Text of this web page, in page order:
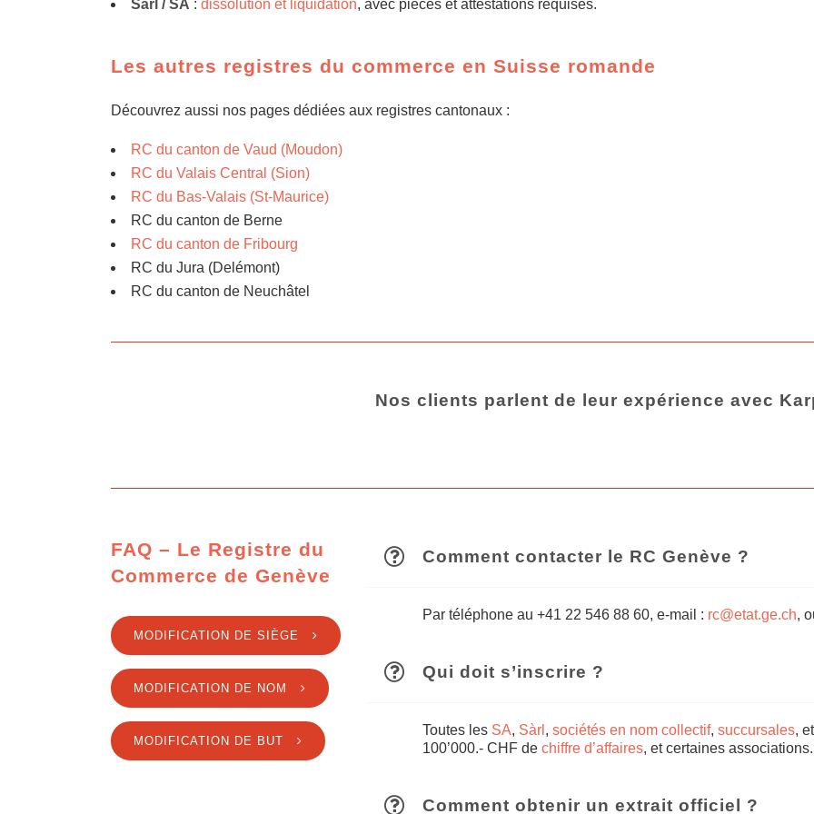
Sàrl / SA : dissolution et liquidation, avec pièces et attestations requises.
Les autres registres du commerce en Suisse romande
Découvrez aussi nos pages dédiées aux registres cantonaux :
RC du canton de Vaud (Moudon)
RC du Valais Central (Sion)
RC du Bas-Valais (St-Maurice)
RC du canton de Berne
RC du canton de Fribourg
RC du Jura (Delémont)
RC du canton de Neuchâtel
Nos clients parlent de leur expérience avec
FAQ – Le Registre du
Commerce de Genève
MODIFICATION DE SIÈGE
MODIFICATION DE NOM
MODIFICATION DE BUT
Comment contacter le RC Genève ?
Par téléphone au +41 22 546 88 60, e-mail : rc@etat.ge.ch,
Qui doit s’inscrire ?
Toutes les SA, Sàrl , sociétés en nom collectif, succursales,
100’000.- CHF de chiffre d’affaires, et certaines associations.
Comment obtenir un extrait officiel ?